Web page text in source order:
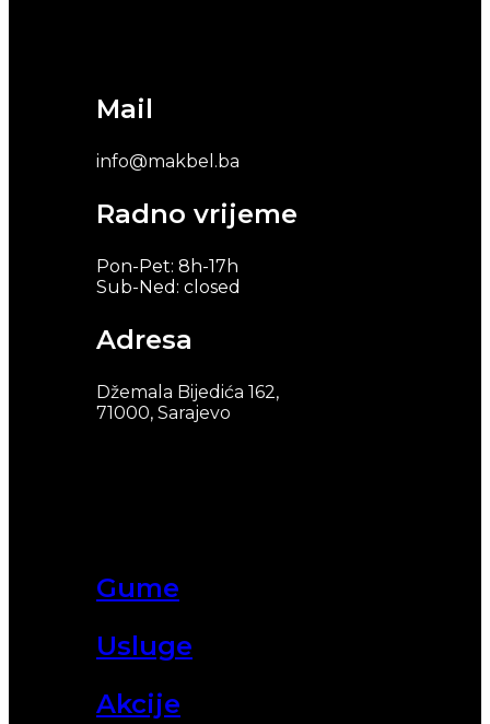
Gume
Usluge
Akcije
Mail
info@makbel.ba
Radno vrijeme
Pon-Pet: 8h-17h
Sub-Ned: closed
Adresa
Džemala Bijedića 162,
71000, Sarajevo